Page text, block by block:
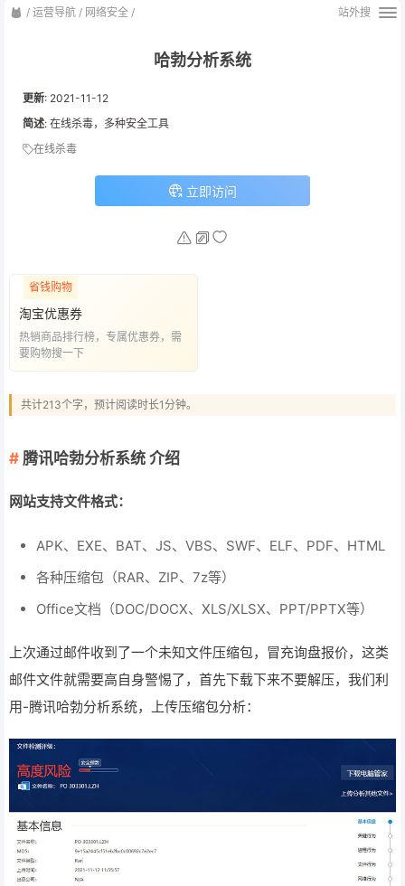
/ 运营导航 / 网络安全 / 站外搜
哈勃分析系统
更新: 2021-11-12
简述: 在线杀毒，多种安全工具
在线杀毒
立即访问
省钱购物
淘宝优惠券
热销商品排行榜，专属优惠券，需
要购物搜一下
共计213个字，预计阅读时长1分钟。
腾讯哈勃分析系统 介绍
网站支持文件格式：
APK、EXE、BAT、JS、VBS、SWF、ELF、PDF、HTML
各种压缩包（RAR、ZIP、7z等）
Office文档（DOC/DOCX、XLS/XLSX、PPT/PPTX等）
上次通过邮件收到了一个未知文件压缩包，冒充询盘报价，这类
邮件文件就需要高自身警惕了，首先下载下来不要解压，我们利
用-腾讯哈勃分析系统，上传压缩包分析：